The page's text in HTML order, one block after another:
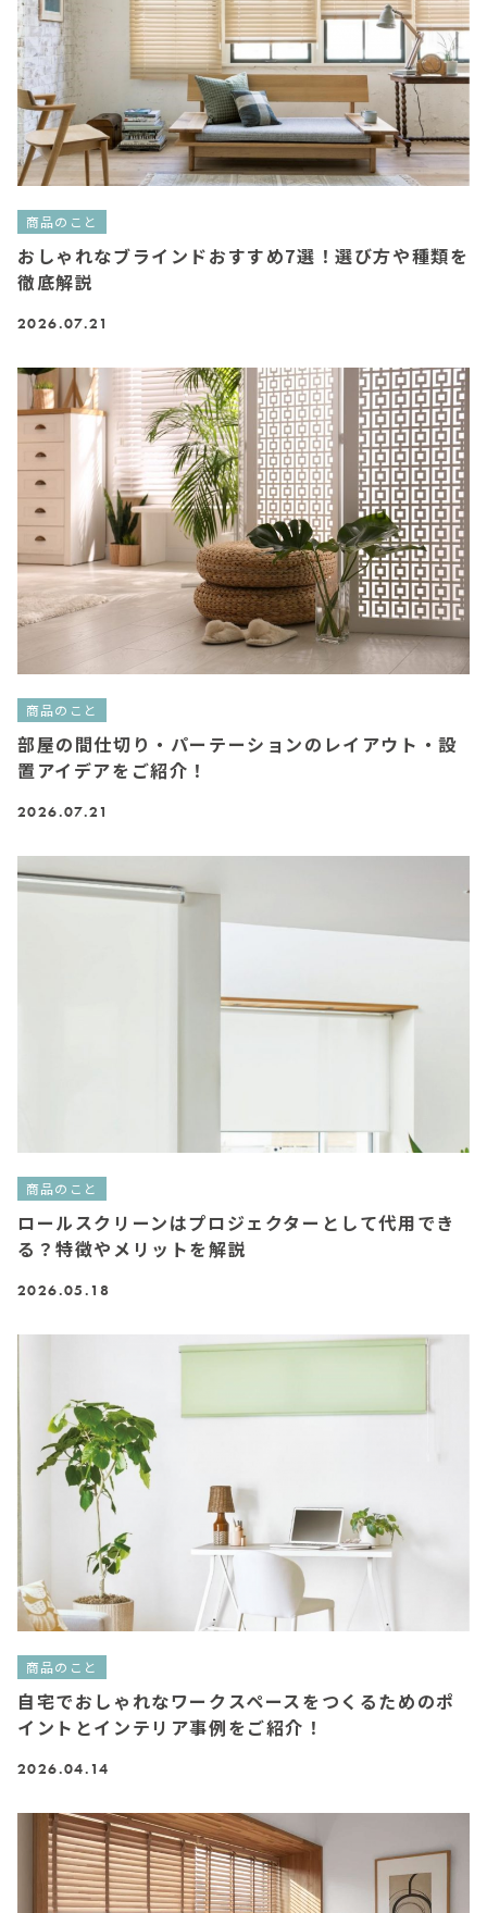
商品のこと
おしゃれなブラインドおすすめ7選！選び方や種類を
徹底解説
2026.07.21
商品のこと
部屋の間仕切り・パーテーションのレイアウト・設
置アイデアをご紹介！
2026.07.21
商品のこと
ロールスクリーンはプロジェクターとして代用でき
る？特徴やメリットを解説
2026.05.18
商品のこと
自宅でおしゃれなワークスペースをつくるためのポ
イントとインテリア事例をご紹介！
2026.04.14